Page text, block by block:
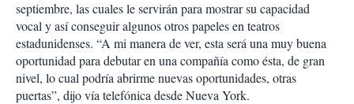
septiembre, las cuales le servirán para mostrar su capacidad
vocal y así conseguir algunos otros papeles en teatros
estadunidenses. “A mi manera de ver, esta será una muy buena
oportunidad para debutar en una compañía como ésta, de gran
nivel, lo cual podría abrirme nuevas oportunidades, otras
puertas”, dijo vía telefónica desde Nueva York.